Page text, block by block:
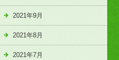
2021年9月
2021年8月
2021年7月